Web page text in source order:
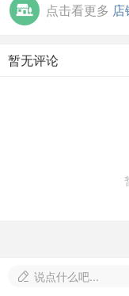
点击看更多
暂无评论
 说点什么吧...